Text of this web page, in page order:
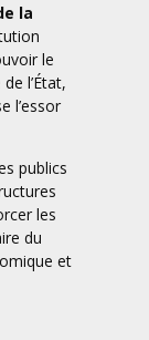
la
le
l’État,
l’essor
publics
les
du
et